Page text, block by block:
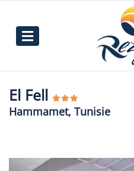
El Fell
Hammamet, Tunisie